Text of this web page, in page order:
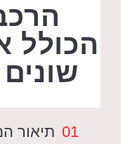
הכולל
01 תיאור